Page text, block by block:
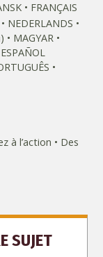
FRANÇAIS
NEDERLANDS
MAGYAR
ESPAÑOL
à l’action
Des
SUJET